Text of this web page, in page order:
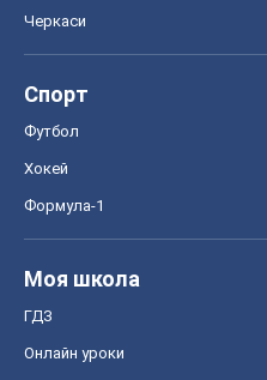
Черкаси
Спорт
Футбол
Хокей
Формула-1
Моя школа
ГДЗ
Онлайн уроки